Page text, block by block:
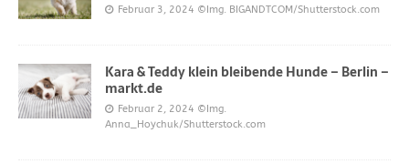
Februar 3, 2024 ©Img. BIGANDTCOM/Shutterstock.com
Kara & Teddy klein bleibende Hunde – Berlin –
markt.de
Februar 2, 2024 ©Img.
Anna_Hoychuk/Shutterstock.com